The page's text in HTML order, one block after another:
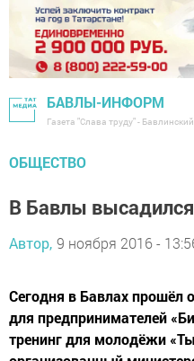
БАВЛЫ-ИНФОРМ
Газета "Слава труду" -
ОБЩЕСТВО
В Бавлы
Автор, 9 ноября 2016 -
Сегодня в Бавлах прошёл
для предпринимателей
тренинг для молодёжи